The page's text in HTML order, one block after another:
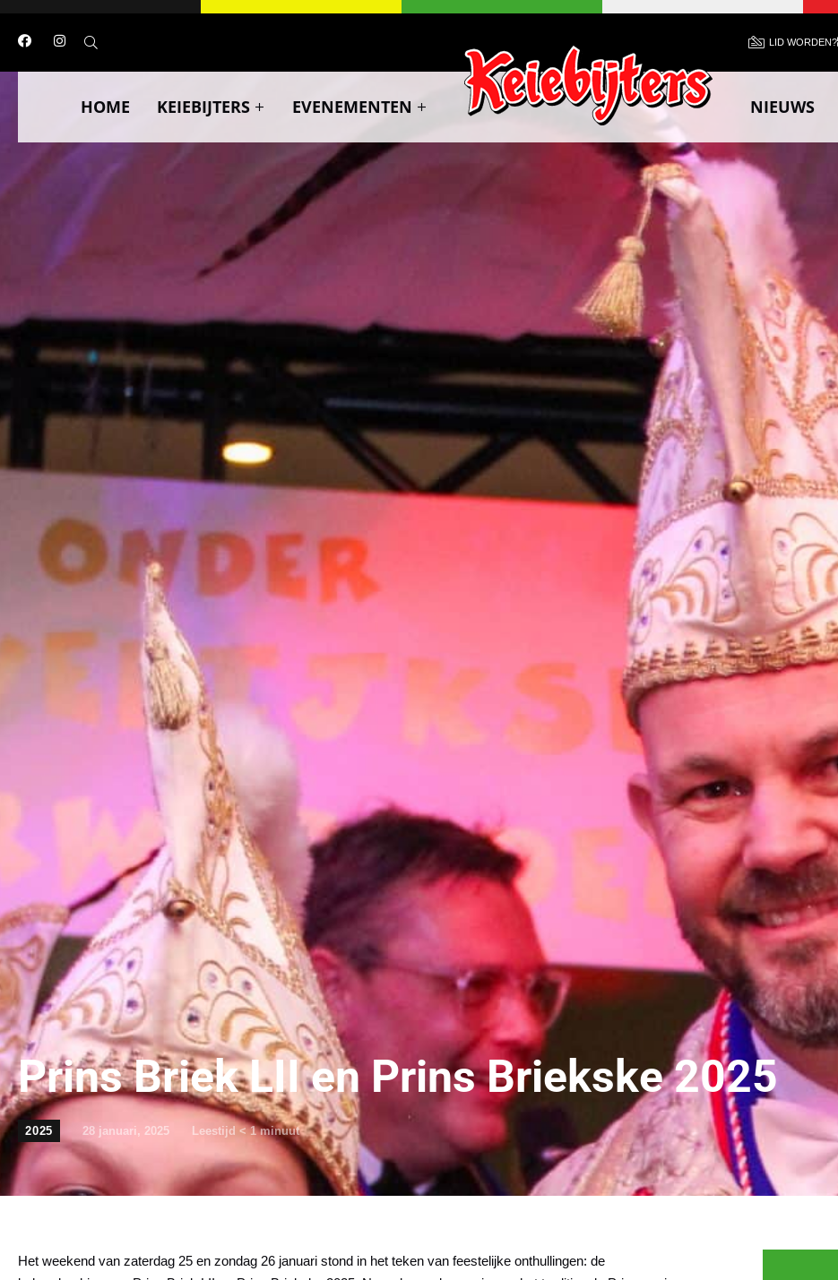
LID WORDEN?
HOME KEIEBIJTERS EVENEMENTEN NIEUWS
Prins Briek LII en Prins Briekske 2025
2025 28 januari, 2025 Leestijd < 1 minuut
Het weekend van zaterdag 25 en zondag 26 januari stond in het teken van feestelijke onthullingen: de